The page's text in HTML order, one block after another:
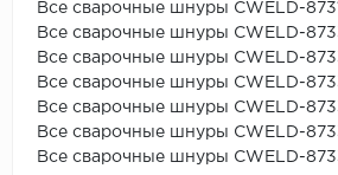
Все сварочные шнуры CWELD-
Все сварочные шнуры CWELD-
Все сварочные шнуры CWELD-
Все сварочные шнуры CWELD-
Все сварочные шнуры CWELD-
Все сварочные шнуры CWELD-
Все сварочные шнуры CWELD-